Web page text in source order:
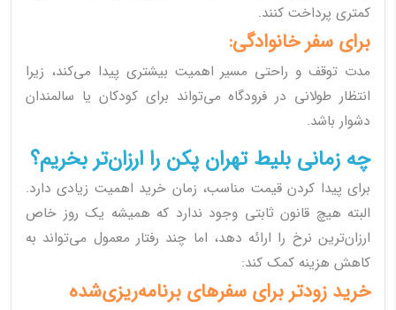
کمتری پرداخت کنند.
برای سفر خانوادگی:
مدت توقف و راحتی مسیر اهمیت بیشتری پیدا می‌کند، زیرا
انتظار طولانی در فرودگاه می‌تواند برای کودکان یا سالمندان
دشوار باشد.
چه زمانی بلیط تهران پکن را ارزان‌تر بخریم؟
برای پیدا کردن قیمت مناسب، زمان خرید اهمیت زیادی دارد.
البته هیچ قانون ثابتی وجود ندارد که همیشه یک روز خاص
ارزان‌ترین نرخ را ارائه دهد، اما چند رفتار معمول می‌تواند به
کاهش هزینه کمک کند:
خرید زودتر برای سفرهای برنامه‌ریزی‌شده